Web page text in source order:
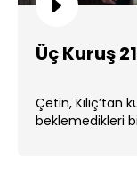
Üç Kuruş
Çetin, Kılıç’tan
beklemedikleri